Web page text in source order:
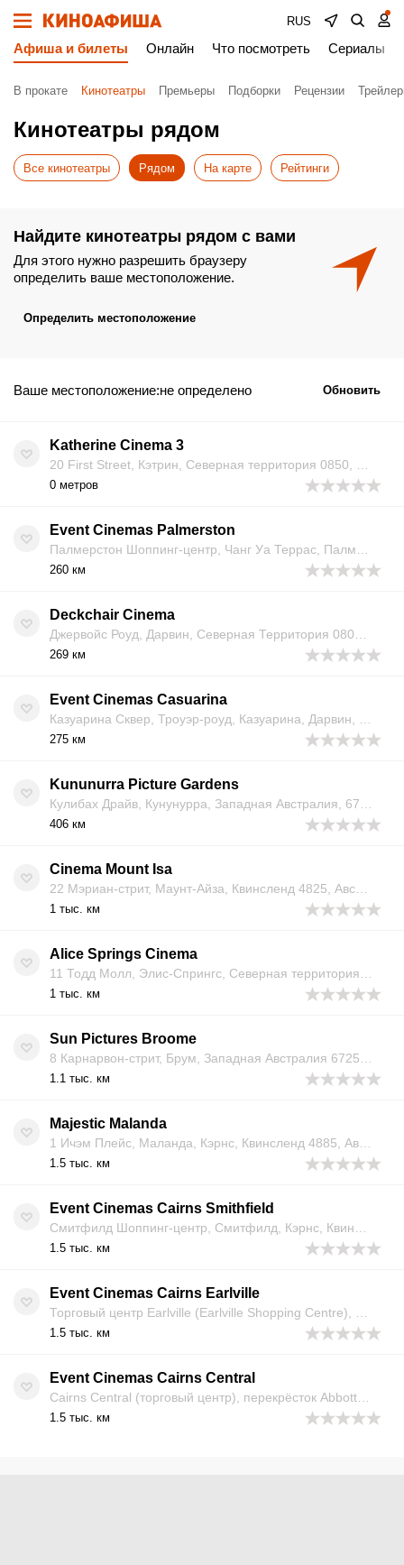
RUS
Афиша и билеты Онлайн Что посмотреть Сериалы
В прокате Кинотеатры Премьеры Подборки Рецензии
Кинотеатры рядом
Все кинотеатры Рядом На карте Рейтинги
Найдите кинотеатры рядом с вами
Для этого нужно разрешить браузеру
определить ваше местоположение.
Определить местоположение
Ваше местоположение:не определено Обновить
Katherine Cinema 3
0 метров
Event Cinemas Palmerston
260 км
Deckchair Cinema
269 км
Event Cinemas Casuarina
275 км
Kununurra Picture Gardens
406 км
Cinema Mount Isa
1 тыс. км
Alice Springs Cinema
1 тыс. км
Sun Pictures Broome
1.1 тыс. км
Majestic Malanda
1.5 тыс. км
Event Cinemas Cairns Smithfield
1.5 тыс. км
Event Cinemas Cairns Earlville
1.5 тыс. км
Event Cinemas Cairns Central
1.5 тыс. км